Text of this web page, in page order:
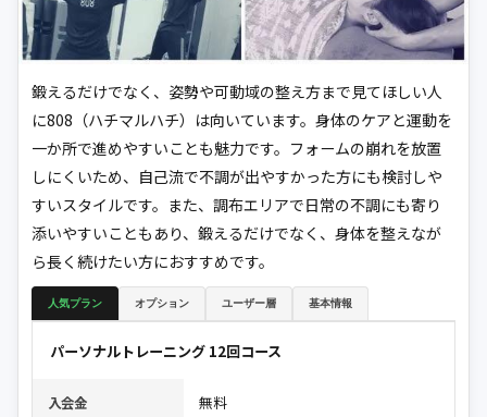
鍛えるだけでなく、姿勢や可動域の整え方まで見てほしい人
に808（ハチマルハチ）は向いています。身体のケアと運動を
一か所で進めやすいことも魅力です。フォームの崩れを放置
しにくいため、自己流で不調が出やすかった方にも検討しや
すいスタイルです。また、調布エリアで日常の不調にも寄り
添いやすいこともあり、鍛えるだけでなく、身体を整えなが
ら長く続けたい方におすすめです。
人気プラン オプション ユーザー層 基本情報
パーソナルトレーニング 12回コース
入会金 無料